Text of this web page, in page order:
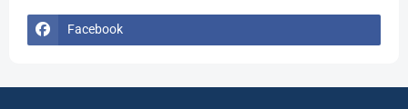
Facebook